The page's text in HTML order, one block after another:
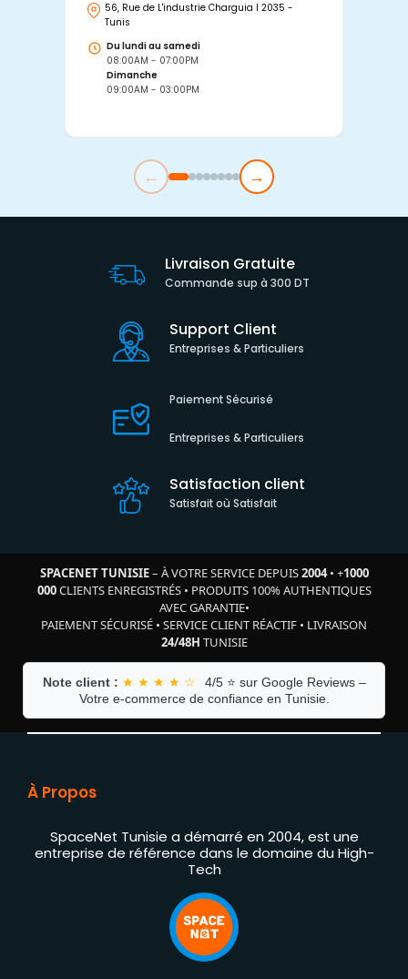
56, Rue de L'industrie Charguia I 2035 -
Tunis
Du lundi au samedi
08:00AM - 07:00PM
Dimanche
09:00AM - 03:00PM
← →
Livraison Gratuite
Commande sup à 300 DT
Support Client
Entreprises & Particuliers
Paiement Sécurisé
Entreprises & Particuliers
Satisfaction client
Satisfait où Satisfait
SPACENET TUNISIE– À VOTRE SERVICE DEPUIS2004• +1000
000CLIENTS ENREGISTRÉS• PRODUITS 100% AUTHENTIQUES
AVEC GARANTIE•
PAIEMENT SÉCURISÉ • SERVICE CLIENT RÉACTIF • LIVRAISON
24/48H TUNISIE
Note client : ★ ★ ★ ★ ☆
4/5 ⭐ sur Google Reviews –
Votre e-commerce de confiance en Tunisie.
À Propos
SpaceNet Tunisie a démarré en 2004, est une
entreprise de référence dans le domaine du High-
Tech